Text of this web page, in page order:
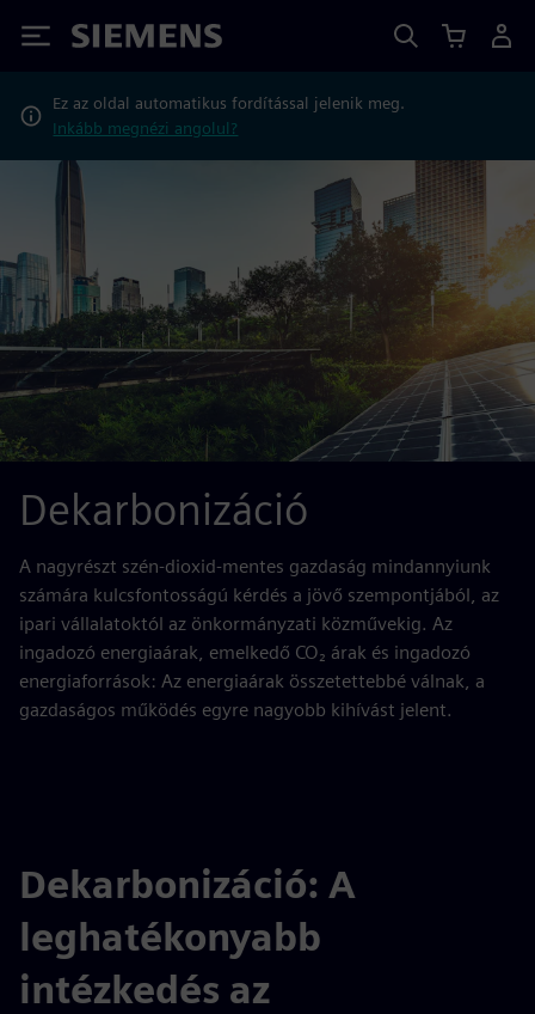
Siemens
Ez az oldal automatikus fordítással jelenik meg.
Inkább megnézi angolul?
Dekarbonizáció
A nagyrészt szén-dioxid-mentes gazdaság mindannyiunk
számára kulcsfontosságú kérdés a jövő szempontjából, az
ipari vállalatoktól az önkormányzati közművekig. Az
ingadozó energiaárak, emelkedő CO₂ árak és ingadozó
energiaforrások: Az energiaárak összetettebbé válnak, a
gazdaságos működés egyre nagyobb kihívást jelent.
Dekarbonizáció: A
leghatékonyabb
intézkedés az